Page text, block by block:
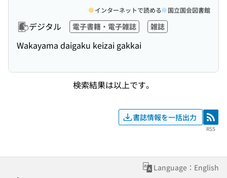
デジタル 電子書籍・電子雑誌 雑誌
Wakayama daigaku keizai gakkai
インターネットで読める 国立国会図書館
検索結果は以上です。
書誌情報を一括出力 RSS
RSS
Language：English